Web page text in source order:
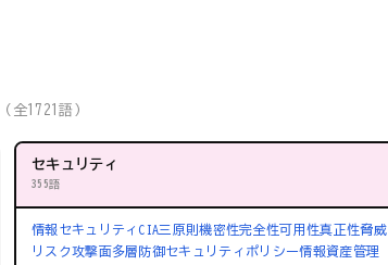
全1721語）
セキュリティ
355語
情報セキュリティ CIA三原則機密性完全性可用性真正性脅威
リスク攻撃面多層防御セキュリティポリシー情報資産管理